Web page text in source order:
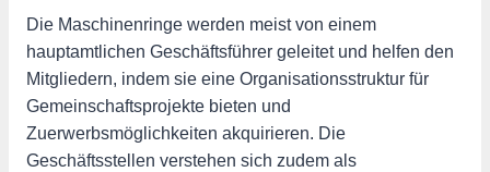
Die Maschinenringe werden meist von einem
hauptamtlichen Geschäftsführer geleitet und helfen den
Mitgliedern, indem sie eine Organisationsstruktur für
Gemeinschaftsprojekte bieten und
Zuerwerbsmöglichkeiten akquirieren. Die
Geschäftsstellen verstehen sich zudem als